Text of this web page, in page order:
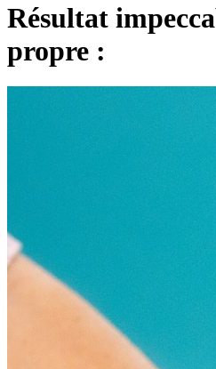
Résultat
propre :